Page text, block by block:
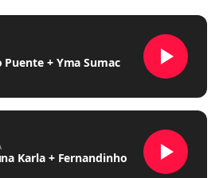
+ Yma Sumac
Karla + Fernandinho